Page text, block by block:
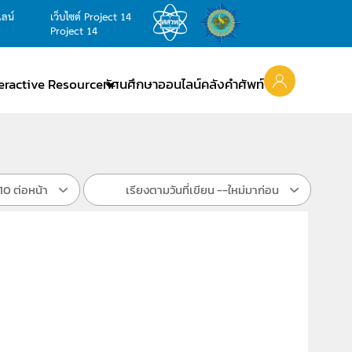
ลน์
เว็บไซต์ Project 14
Project 14
Resourceทัศนศึกษาออนไลน์คลังคำศัพท์
10 ต่อหน้า เรียงตามวันที่เขียน --ใหม่มาก่อน